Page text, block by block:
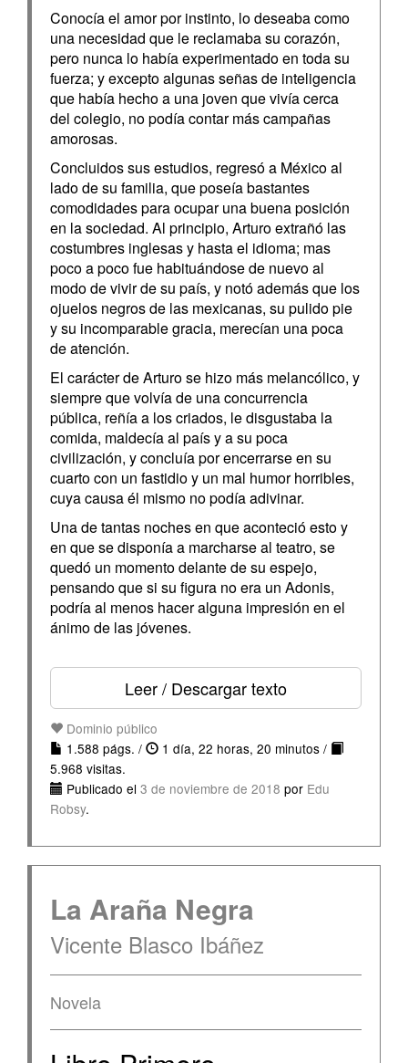
Conocía el amor por instinto, lo deseaba como
una necesidad que le reclamaba su corazón,
pero nunca lo había experimentado en toda su
fuerza; y excepto algunas señas de inteligencia
que había hecho a una joven que vivía cerca
del colegio, no podía contar más campañas
amorosas.
Concluidos sus estudios, regresó a México al
lado de su familia, que poseía bastantes
comodidades para ocupar una buena posición
en la sociedad. Al principio, Arturo extrañó las
costumbres inglesas y hasta el idioma; mas
poco a poco fue habituándose de nuevo al
modo de vivir de su país, y notó además que los
ojuelos negros de las mexicanas, su pulido pie
y su incomparable gracia, merecían una poca
de atención.
El carácter de Arturo se hizo más melancólico, y
siempre que volvía de una concurrencia
pública, reñía a los criados, le disgustaba la
comida, maldecía al país y a su poca
civilización, y concluía por encerrarse en su
cuarto con un fastidio y un mal humor horribles,
cuya causa él mismo no podía adivinar.
Una de tantas noches en que aconteció esto y
en que se disponía a marcharse al teatro, se
quedó un momento delante de su espejo,
pensando que si su figura no era un Adonis,
podría al menos hacer alguna impresión en el
ánimo de las jóvenes.
Leer / Descargar texto
Dominio público
1.588 págs. /
1 día, 22 horas, 20 minutos /
5.968 visitas.
Publicado el 3 de noviembre de 2018 por Edu
Robsy.
La Araña Negra
Vicente Blasco Ibáñez
Novela